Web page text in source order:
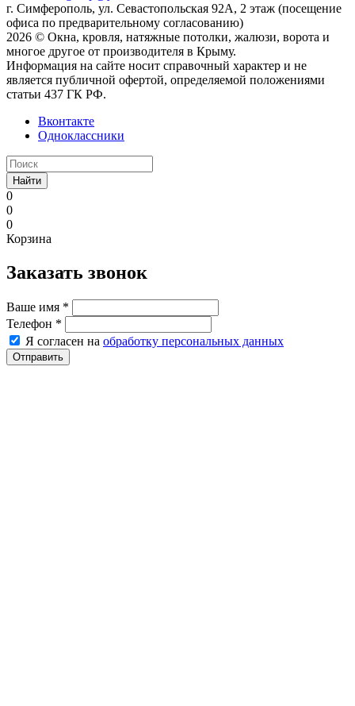
г. Симферополь, ул. Севастопольская 92А, 2 этаж (посещение
офиса по предварительному согласованию)
2026 © Окна, кровля, натяжные потолки, жалюзи, ворота и
многое другое от производителя в Крыму.
Информация на сайте носит справочный характер и не
является публичной офертой, определяемой положениями
статьи 437 ГК РФ.
Вконтакте
Одноклассники
Найти
0
0
0
Корзина
Заказать звонок
Ваше имя *
Телефон *
Я согласен на обработку персональных данных